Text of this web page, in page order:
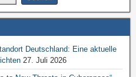
Deutschland: Eine aktuelle
27. Juli 2026